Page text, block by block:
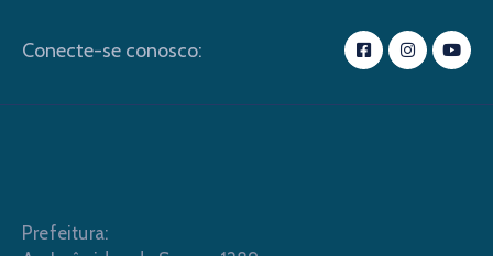
Conecte-se conosco:
Prefeitura: